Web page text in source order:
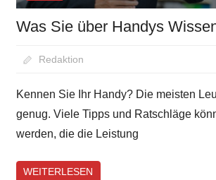
Was Sie über Handys
August 24, 2020
Redaktion
Kennen Sie Ihr Handy? Die meisten
genug. Viele Tipps und Ratschläge
werden, die die Leistung
WEITERLESEN